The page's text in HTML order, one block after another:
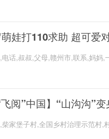
娃打110求助 超可爱
电话,叔叔,父母,赣州市,联系,妈妈,
飞阅”中国】“山沟沟”
柴家堡子村,全国乡村治理示范村,